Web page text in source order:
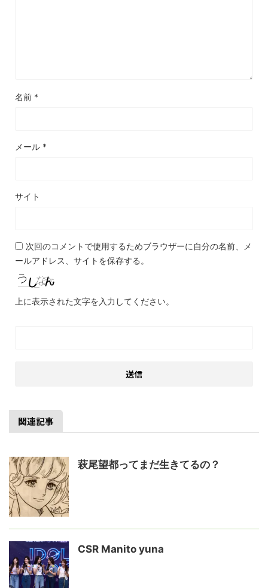
名前 *
メール *
サイト
次回のコメントで使用するためブラウザーに自分の名前、メ
ールアドレス、サイトを保存する。
上に表示された文字を入力してください。
関連記事
萩尾望都ってまだ生きてるの？
CSR Manito yuna